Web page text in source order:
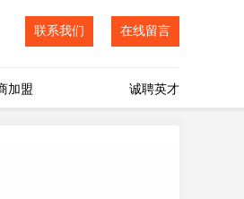
联系我们 在线留言
加盟 诚聘英才